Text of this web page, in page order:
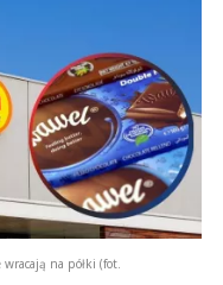
na półki (fot.